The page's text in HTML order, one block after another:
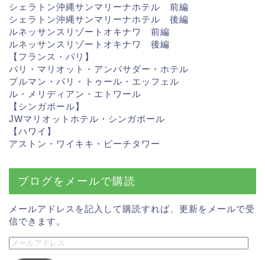
シェラトン沖縄サンマリーナホテル 前編
シェラトン沖縄サンマリーナホテル 後編
ルネッサンスリゾートオキナワ 前編
ルネッサンスリゾートオキナワ 後編
【フランス・パリ】
パリ・マリオット・アンバサダー・ホテル
プルマン・パリ・トゥール・エッフェル
ル・メリディアン・エトワール
【シンガポール】
JWマリオットホテル・シンガポール
【ハワイ】
アストン・ワイキキ・ビーチタ ワー
ブログをメールで購読
メールアドレスを記入して購読すれば、更新をメールで受
信できます。